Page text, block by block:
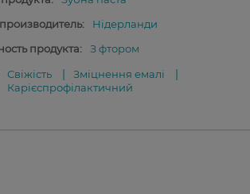
Нідерланди
продукта:
З фтором
Свіжість
Зміцнення емалі
Карієспрофілактичний